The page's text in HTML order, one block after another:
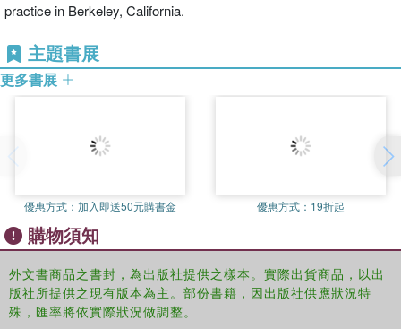
practice in Berkeley, California.
主題書展
更多書展
優惠方式： 加入即送50元購書金 優惠方式： 19折起
購物須知
外文書商品之書封，為出版社提供之樣本。實際出貨商品，以出
版社所提供之現有版本為主。部份書籍，因出版社供應狀況特
殊，匯率將依實際狀況做調整。